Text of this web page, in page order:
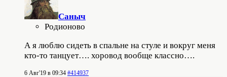
Саныч
Родионово
А я люблю сидеть в спальне на стуле и вокруг меня
кто-то танцует…. хоровод вообще классно….
6 Авг'19 в 09:34 #414937